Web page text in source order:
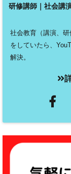
研修講師｜社会講
社会教育（講演、
をしていたら、
解決。